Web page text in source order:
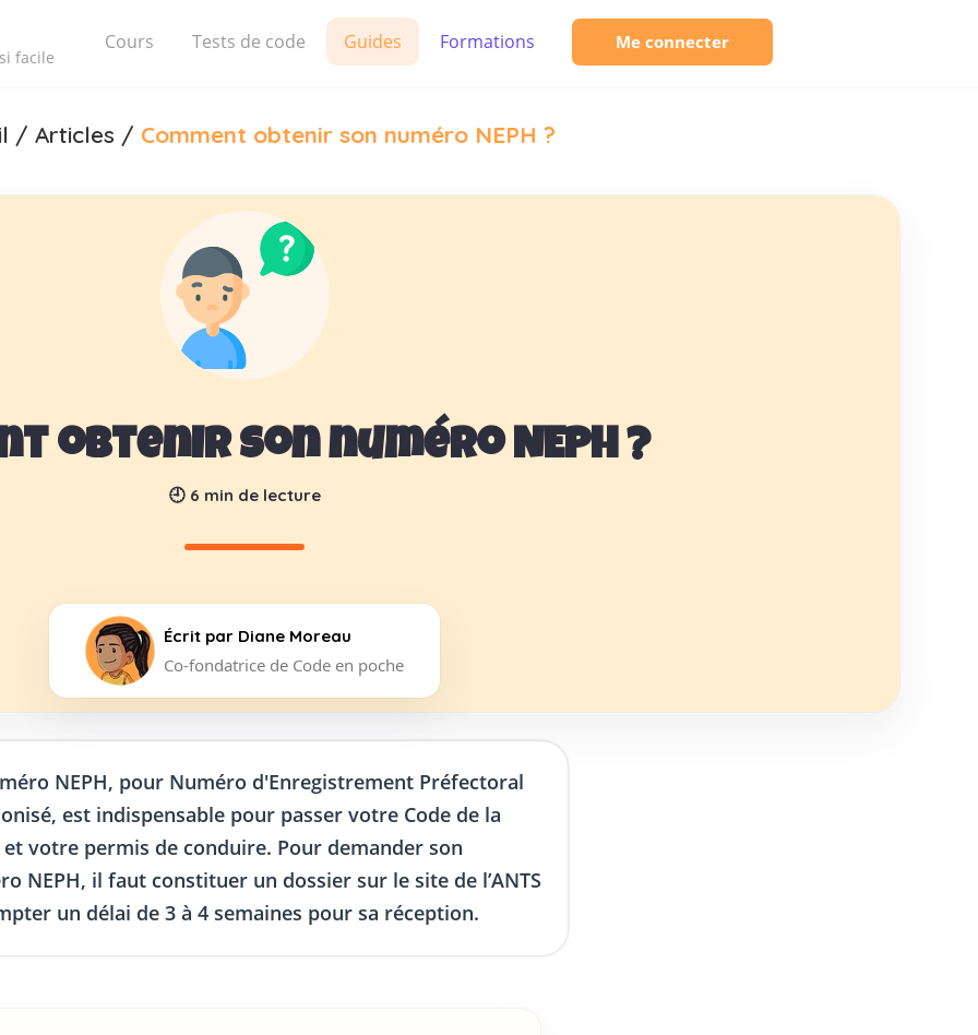
facile
Cours Tests de code Guides Formations Me connecter
/ Articles / Comment obtenir son numéro NEPH ?
obtenir son numéro NEPH ?
🕘 6 min de lecture
Écrit par Diane Moreau
Co-fondatrice de Code en poche
NEPH, pour Numéro d'Enregistrement Préfectoral
est indispensable pour passer votre Code de la
votre permis de conduire. Pour demander son
NEPH, il faut constituer un dossier sur le site de l’ANTS
un délai de 3 à 4 semaines pour sa réception.